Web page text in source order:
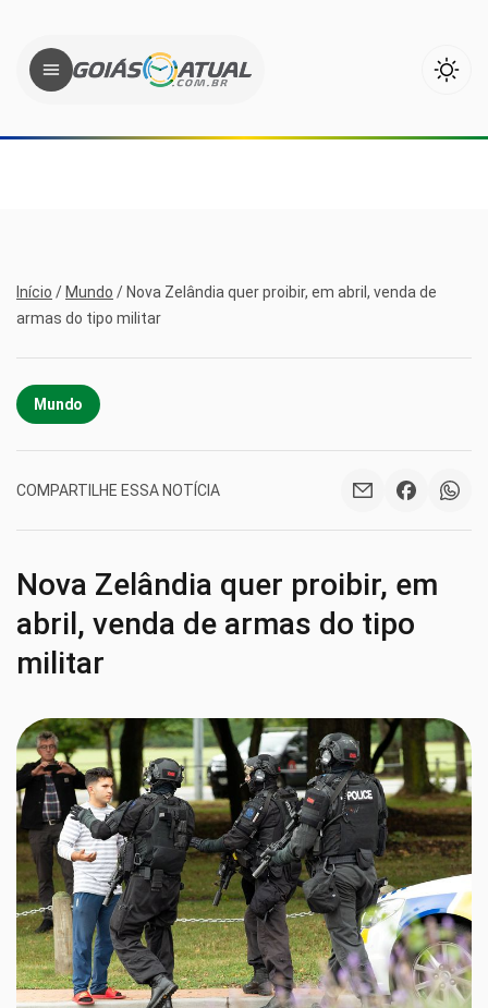
Início / Mundo / Nova Zelândia quer proibir, em abril, venda de
armas do tipo militar
Mundo
COMPARTILHE ESSA NOTÍCIA
Nova Zelândia quer proibir, em
abril, venda de armas do tipo
militar